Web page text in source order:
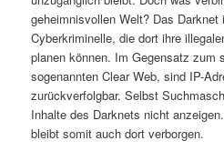
geheimnisvollen Welt? Das Darknet
Cyberkriminelle, die dort ihre
planen können. Im Gegensatz zum
sogenannten Clear Web, sind IP-
zurückverfolgbar. Selbst
Inhalte des Darknets nicht
bleibt somit auch dort verborgen.